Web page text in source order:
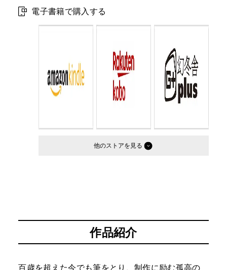
電子書籍で購入する
他のストア
作品紹介
百歳を超えた今でも筆をとり、制作に励む孤高の